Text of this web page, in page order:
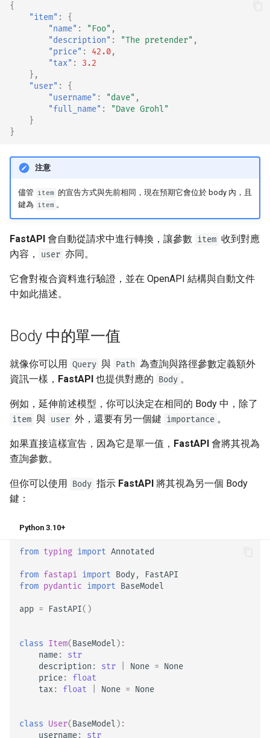
{
"item" :
{
"name" : "Foo" ,
"description" : "The pretender" ,
"price" : 42.0,
"tax" :
3.2
},
"user" :
{
"username" : "dave" ,
"full_name" :
"Dave Grohl"
}
}
注意
儘管 item 的宣告方式與先前相同，現在預期它會位於 body 內，且
鍵為
item 。
FastAPI 會自動從請求中進行轉換，讓參數 item 收到對應
內容，
user 亦同。
它會對複合資料進行驗證，並在 OpenAPI 結構與自動文件
中如此描述。
Body 中的單一值
就像你可以用 Query 與 Path 為查詢與路徑參數定義額外
資訊一樣， FastAPI 也提供對應的 Body 。
例如，延伸前述模型，你可以決定在相同的 Body 中，除了
item 與 user 外，還要有另一個鍵 importance 。
如果直接這樣宣告，因為它是單一值， FastAPI 會將其視為
查詢參數。
但你可以使用 Body 指示 FastAPI 將其視為另一個 Body
鍵：
Python 3.10+
from typing import Annotated
from fastapi import Body,
FastAPI
from pydantic import BaseModel
app = FastAPI()
class Item(BaseModel ):
name:
str
description : str None = None
price:
float
tax: float None = None
class User(BaseModel ):
username: str